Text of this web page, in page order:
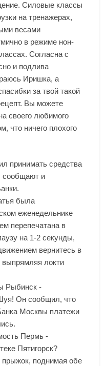
Силовые классы
на тренажерах,
весами
в режиме нон-
Согласна с
и подлива
Иришка, а
за твой такой
Вы можете
своего любимого
что ничего плохого
принимать средства
сообщают и
была
еженедельнике
перепечатана в
на 1-2 секунды,
вернитесь в
выпрямляя локти
Рыбинск -
Он сообщил, что
Москвы платежи
Пермь -
Пятигорск?
поднимая обе